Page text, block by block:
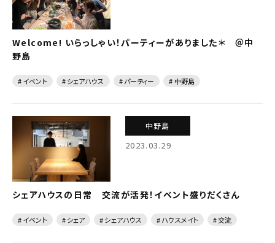
Welcome! いらっしゃい！パーティーがありました＊ ＠中
野島
# イベント # シェアハウス # パーティー # 中野島
中野島
2023.03.29
シェアハウスの日常 交流が活発！イベント盛りだくさん
# イベント # シェア # シェアハウス # ハウスメイト # 交流